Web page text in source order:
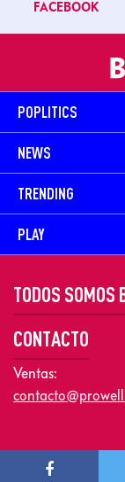
FACEBOOK
POPLITICS
NEWS
TRENDING
PLAY
TODOS SOMOS
CONTACTO
Ventas:
Copyright © 2026 Prowel